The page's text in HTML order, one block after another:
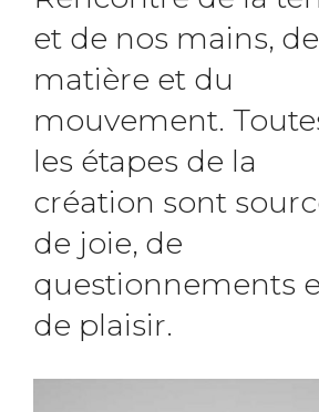
et de nos mains,
matière et du
mouvement.
les étapes de la
création sont
de joie, de
questionnements
de plaisir.